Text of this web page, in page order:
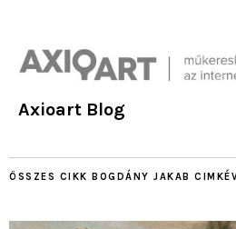
Axioart Blog
ÖSSZES CIKK BOGDÁNY JAKAB